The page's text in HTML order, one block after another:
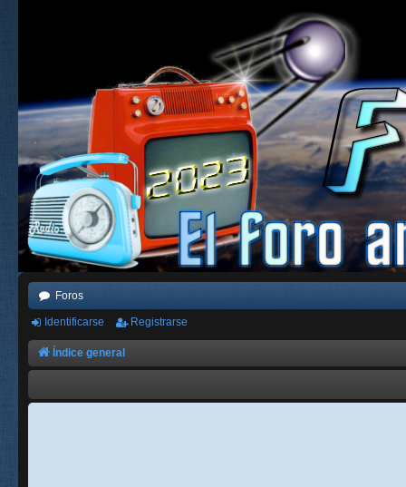
Foros
Identificarse Registrarse
Índice general